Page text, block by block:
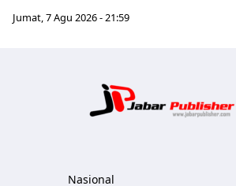
Jumat, 7 Agu 2026 - 21:59
Nasional